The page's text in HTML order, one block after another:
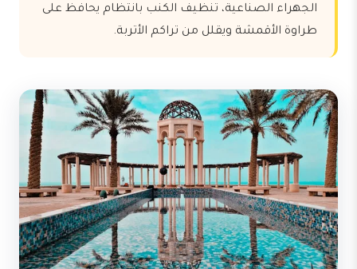
الجهراء الصناعية، تنظيف الكنب بانتظام يحافظ على
طراوة الأقمشة ويقلل من تراكم الأتربة.